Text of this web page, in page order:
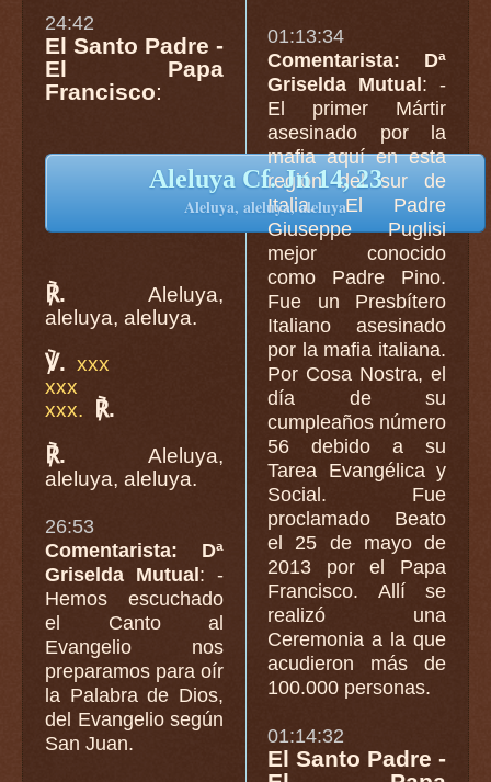
24:42
El Santo Padre -
El Papa
Francisco:
Aleluya Cf. Jn 14, 23
Aleluya, aleluya, aleluya
℟.
Aleluya,
aleluya, aleluya.
℣. xxx
xxx
xxx.
℟.
℟.
Aleluya,
aleluya, aleluya.
26:53
Comentarista: Dª
Griselda Mutual: -
Hemos escuchado
el Canto al
Evangelio nos
preparamos para oír
la Palabra de Dios,
del Evangelio según
San Juan.
01:13:34
Comentarista: Dª
Griselda Mutual: -
El primer Mártir
asesinado por la
mafia aquí en esta
región del sur de
Italia. El Padre
Giuseppe Puglisi
mejor conocido
como Padre Pino.
Fue un Presbítero
Italiano asesinado
por la mafia italiana.
Por Cosa Nostra, el
día de su
cumpleaños número
56 debido a su
Tarea Evangélica y
Social. Fue
proclamado Beato
el 25 de mayo de
2013 por el Papa
Francisco. Allí se
realizó una
Ceremonia a la que
acudieron más de
100.000 personas.
01:14:32
El Santo Padre -